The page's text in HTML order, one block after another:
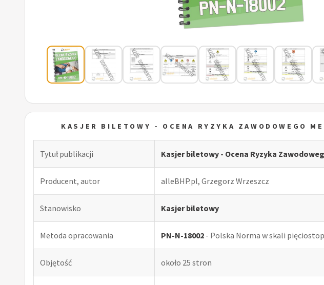
KASJER BILETOWY - OCENA RYZYKA ZAWODOWEGO
Tytuł publikacji Kasjer biletowy - Ocena Ryzyka
Producent, autor alleBHP.pl, Grzegorz Wrzeszcz
Stanowisko Kasjer biletowy
Metoda opracowania PN-N-18002 - Polska Norma w skali
Objętość około 25 stron